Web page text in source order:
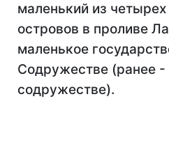
маленький из
островов в проливе
маленькое
Содружестве (ранее -
содружестве).